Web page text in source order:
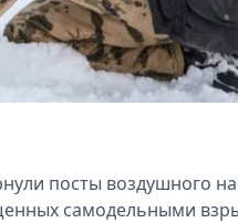
посты воздушного
самодельными